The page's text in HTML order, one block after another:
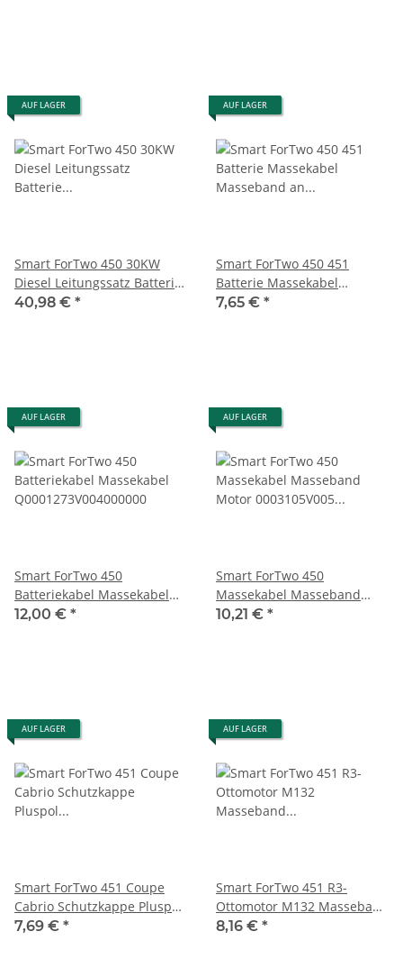
AUF LAGER
Smart ForTwo 450 30KW
Diesel Leitungssatz Batterie
Pluskabel Q0002548V010
40,98 € *
AUF LAGER
Smart ForTwo 450 451
Batterie Massekabel
Masseband an Rahmen
7,65 € *
AUF LAGER
Smart ForTwo 450
Batteriekabel Massekabel
Q0001273V004000000
12,00 € *
AUF LAGER
Smart ForTwo 450
Massekabel Masseband
Motor 0003105V005
10,21 € *
AUF LAGER
Smart ForTwo 451 Coupe
Cabrio Schutzkappe Pluspol
A4515460435
7,69 € *
AUF LAGER
Smart ForTwo 451 R3-
Ottomotor M132 Masseband
Masszeichnung
8,16 € *